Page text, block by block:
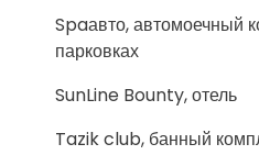
Spaавто, автомоечный
парковках
SunLine Bounty, отель
Tazik club, банный